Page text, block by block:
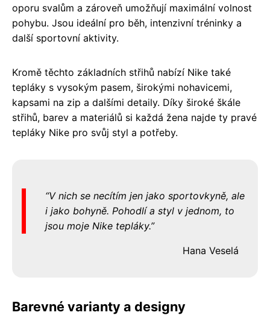
oporu svalům a zároveň umožňují maximální volnost
pohybu. Jsou ideální pro běh, intenzivní tréninky a
další sportovní aktivity.
Kromě těchto základních střihů nabízí Nike také
tepláky s vysokým pasem, širokými nohavicemi,
kapsami na zip a dalšími detaily. Díky široké škále
střihů, barev a materiálů si každá žena najde ty pravé
tepláky Nike pro svůj styl a potřeby.
V nich se necítím jen jako sportovkyně, ale
i jako bohyně. Pohodlí a styl v jednom, to
jsou moje Nike tepláky.
Hana Veselá
Barevné varianty a designy